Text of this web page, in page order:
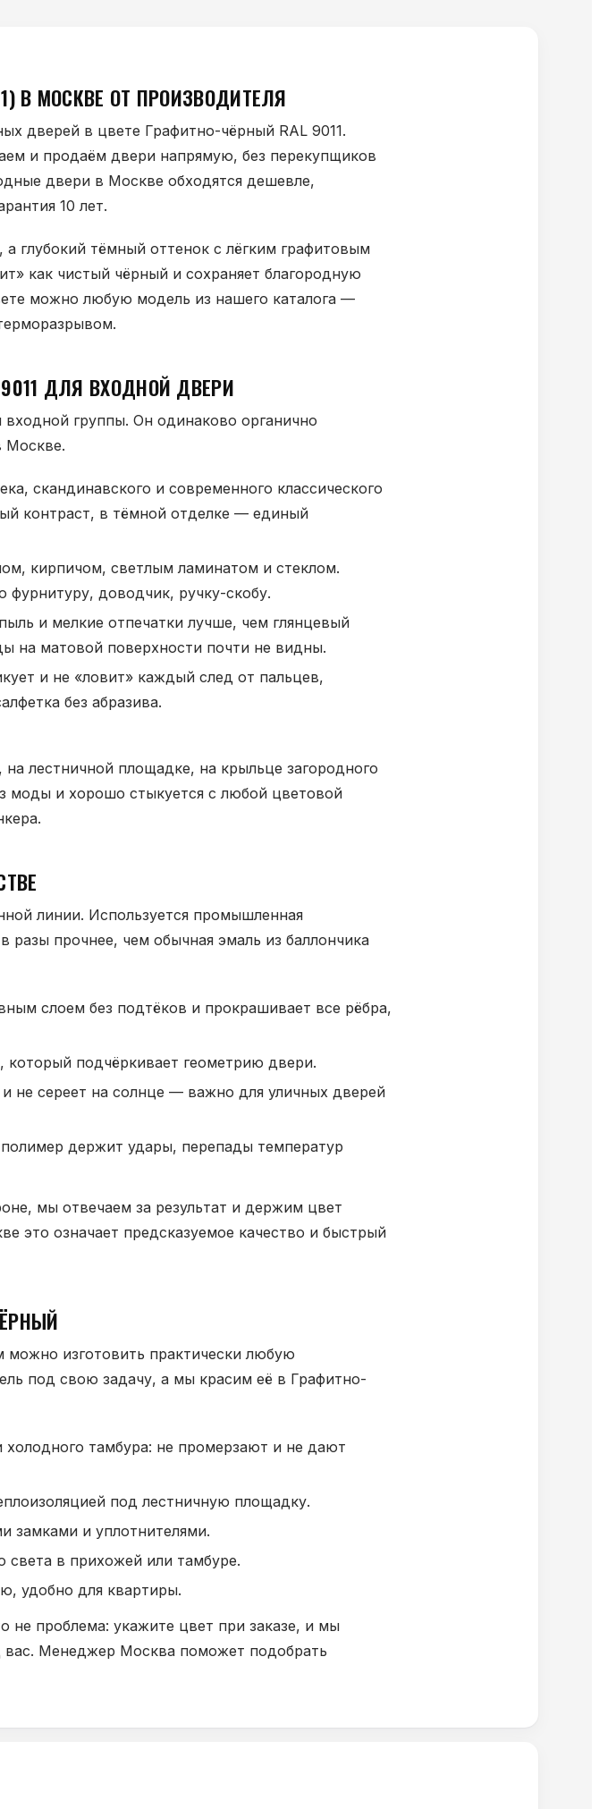
В МОСКВЕ ОТ ПРОИЗВОДИТЕЛЯ
дверей в цвете Графитно-чёрный RAL 9011.
и продаём двери напрямую, без перекупщиков
двери в Москве обходятся дешевле,
10 лет.
глубокий тёмный оттенок с лёгким графитовым
как чистый чёрный и сохраняет благородную
можно любую модель из нашего каталога —
ДЛЯ ВХОДНОЙ ДВЕРИ
группы. Он одинаково органично
Москве.
скандинавского и современного классического
контраст, в тёмной отделке — единый
кирпичом, светлым ламинатом и стеклом.
фурнитуру, доводчик, ручку-скобу.
и мелкие отпечатки лучше, чем глянцевый
на матовой поверхности почти не видны.
и не «ловит» каждый след от пальцев,
без абразива.
лестничной площадке, на крыльце загородного
моды и хорошо стыкуется с любой цветовой
линии. Используется промышленная
прочнее, чем обычная эмаль из баллончика
слоем без подтёков и прокрашивает все рёбра,
который подчёркивает геометрию двери.
и не сереет на солнце — важно для уличных дверей
держит удары, перепады температур
мы отвечаем за результат и держим цвет
это означает предсказуемое качество и быстрый
можно изготовить практически любую
под свою задачу, а мы красим её в Графитно-
тамбура: не промерзают и не дают
под лестничную площадку.
замками и уплотнителями.
света в прихожей или тамбуре.
удобно для квартиры.
не проблема: укажите цвет при заказе, и мы
Менеджер Москва поможет подобрать